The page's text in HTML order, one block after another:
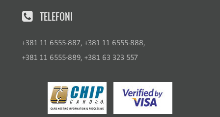
TELEFONI
+381 11 6555-887, +381 11 6555-888,
+381 11 6555-889, +381 63 323 557